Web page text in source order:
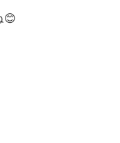
😊